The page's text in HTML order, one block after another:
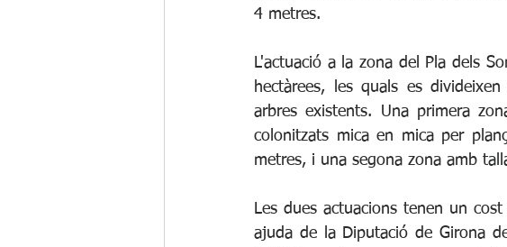
4 metres.
L'actuació a la zona del Pla dels
hectàrees, les quals es
arbres existents. Una primera
colonitzats mica en mica per
metres, i una segona zona amb
Les dues actuacions tenen un
ajuda de la Diputació de Girona